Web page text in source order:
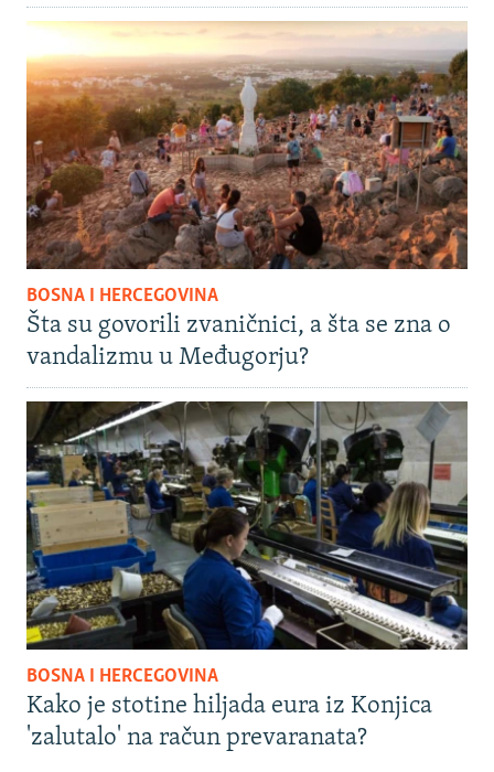
BOSNA I HERCEGOVINA
Šta su govorili zvaničnici, a šta se zna o
vandalizmu u Međugorju?
BOSNA I HERCEGOVINA
Kako je stotine hiljada eura iz Konjica
'zalutalo' na račun prevaranata?